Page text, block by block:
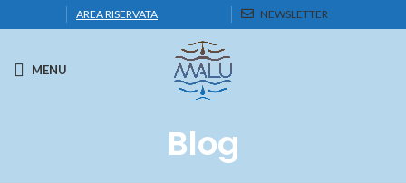
AREA RISERVATA NEWSLETTER
MENU
Blog